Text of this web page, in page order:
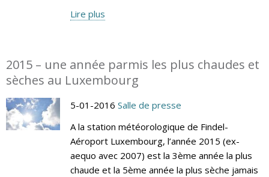
Lire plus
2015 – une année parmis les plus chaudes et
sèches au Luxembourg
5-01-2016 Salle de presse
A la station météorologique de Findel-
Aéroport Luxembourg, l’année 2015 (ex-
aequo avec 2007) est la 3ème année la plus
chaude et la 5ème année la plus sèche jamais